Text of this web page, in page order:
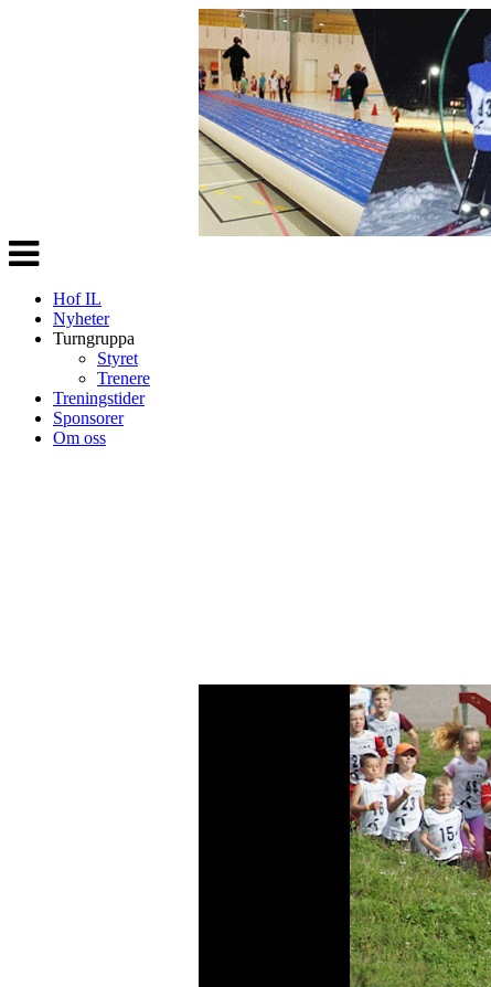
Veksle
navigasjon
Hof IL
Nyheter
Turngruppa
Styret
Trenere
Treningstider
Sponsorer
Om oss